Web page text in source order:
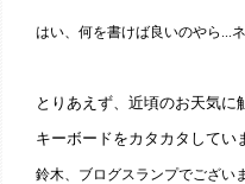
はい、何を書けば良いのやら...
とりあえず、近頃のお天気
キーボードをカタカタしてい
鈴木、ブログスランプでござい